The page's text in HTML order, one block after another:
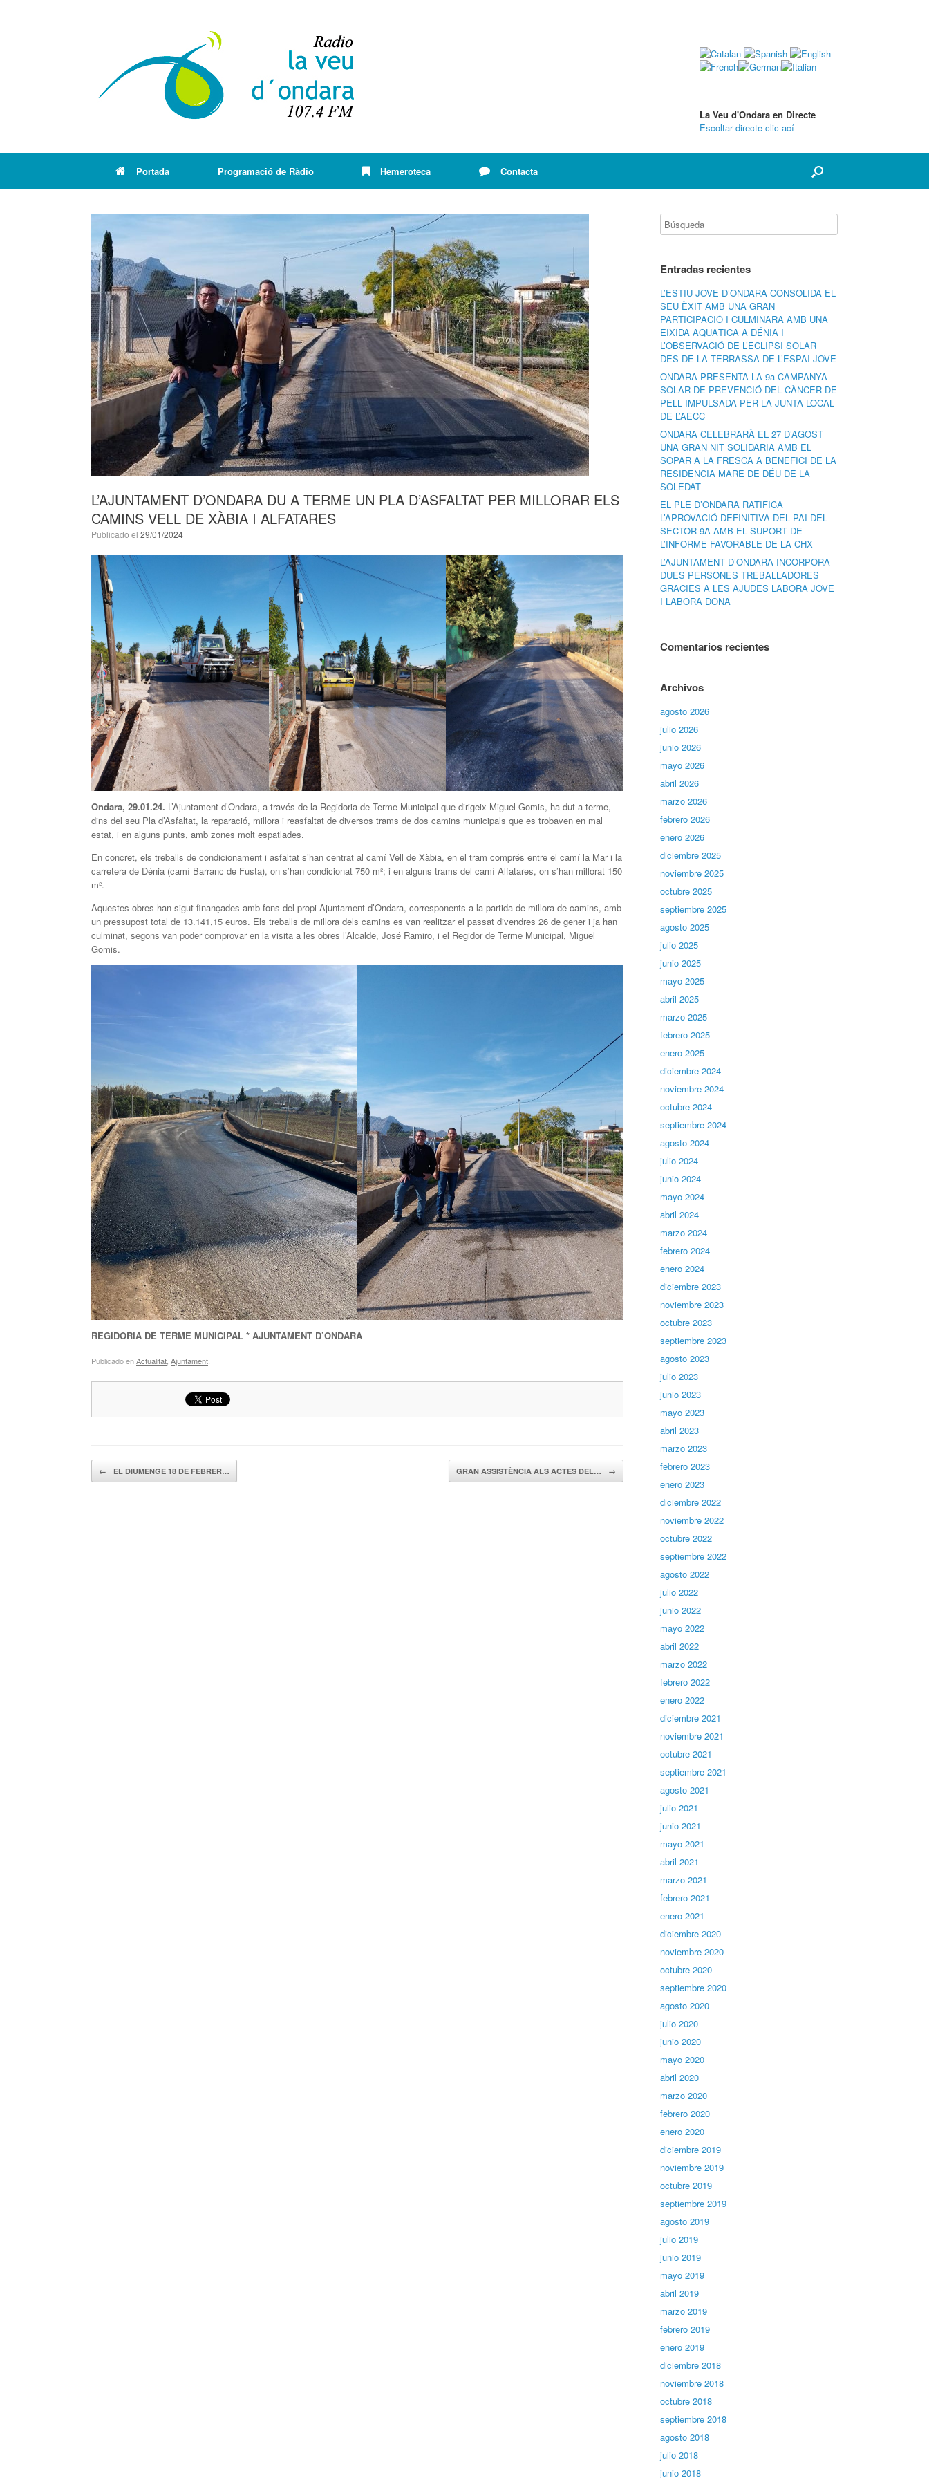
La Veu d'Ondara en Directe
Escoltar directe clic ací
Portada Programació de Ràdio Hemeroteca Contacta
L’AJUNTAMENT D’ONDARA DU A TERME UN PLA D’ASFALTAT PER MILLORAR ELS
CAMINS VELL DE XÀBIA I ALFATARES
Publicado el 29/01/2024
Ondara, 29.01.24. L’Ajuntament d’Ondara, a través de la Regidoria de Terme Municipal que dirigeix Miguel Gomis, ha dut a terme,
dins del seu Pla d’Asfaltat, la reparació, millora i reasfaltat de diversos trams de dos camins municipals que es trobaven en mal
estat, i en alguns punts, amb zones molt espatlades.
En concret, els treballs de condicionament i asfaltat s’han centrat al camí Vell de Xàbia, en el tram comprés entre el camí la Mar i la
carretera de Dénia (camí Barranc de Fusta), on s’han condicionat 750 m²; i en alguns trams del camí Alfatares, on s’han millorat 150
m².
Aquestes obres han sigut finançades amb fons del propi Ajuntament d’Ondara, corresponents a la partida de millora de camins, amb
un pressupost total de 13.141,15 euros. Els treballs de millora dels camins es van realitzar el passat divendres 26 de gener i ja han
culminat, segons van poder comprovar en la visita a les obres l’Alcalde, José Ramiro, i el Regidor de Terme Municipal, Miguel
Gomis.
REGIDORIA DE TERME MUNICIPAL * AJUNTAMENT D’ONDARA
Publicado enActualitat Ajuntament
Navegador de artículos
← EL DIUMENGE 18 DE FEBRER… GRAN ASSISTÈNCIA ALS ACTES DEL… →
Entradas recientes
L’ESTIU JOVE D’ONDARA CONSOLIDA EL
SEU ÈXIT AMB UNA GRAN
PARTICIPACIÓ I CULMINARÀ AMB UNA
EIXIDA AQUÀTICA A DÉNIA I
L’OBSERVACIÓ DE L’ECLIPSI SOLAR
DES DE LA TERRASSA DE L’ESPAI JOVE
ONDARA PRESENTA LA 9a CAMPANYA
SOLAR DE PREVENCIÓ DEL CÀNCER DE
PELL IMPULSADA PER LA JUNTA LOCAL
DE L’AECC
ONDARA CELEBRARÀ EL 27 D’AGOST
UNA GRAN NIT SOLIDÀRIA AMB EL
SOPAR A LA FRESCA A BENEFICI DE LA
RESIDÈNCIA MARE DE DÉU DE LA
SOLEDAT
EL PLE D’ONDARA RATIFICA
L’APROVACIÓ DEFINITIVA DEL PAI DEL
SECTOR 9A AMB EL SUPORT DE
L’INFORME FAVORABLE DE LA CHX
L’AJUNTAMENT D’ONDARA INCORPORA
DUES PERSONES TREBALLADORES
GRÀCIES A LES AJUDES LABORA JOVE
I LABORA DONA
Comentarios recientes
Archivos
agosto 2026
julio 2026
junio 2026
mayo 2026
abril 2026
marzo 2026
febrero 2026
enero 2026
diciembre 2025
noviembre 2025
octubre 2025
septiembre 2025
agosto 2025
julio 2025
junio 2025
mayo 2025
abril 2025
marzo 2025
febrero 2025
enero 2025
diciembre 2024
noviembre 2024
octubre 2024
septiembre 2024
agosto 2024
julio 2024
junio 2024
mayo 2024
abril 2024
marzo 2024
febrero 2024
enero 2024
diciembre 2023
noviembre 2023
octubre 2023
septiembre 2023
agosto 2023
julio 2023
junio 2023
mayo 2023
abril 2023
marzo 2023
febrero 2023
enero 2023
diciembre 2022
noviembre 2022
octubre 2022
septiembre 2022
agosto 2022
julio 2022
junio 2022
mayo 2022
abril 2022
marzo 2022
febrero 2022
enero 2022
diciembre 2021
noviembre 2021
octubre 2021
septiembre 2021
agosto 2021
julio 2021
junio 2021
mayo 2021
abril 2021
marzo 2021
febrero 2021
enero 2021
diciembre 2020
noviembre 2020
octubre 2020
septiembre 2020
agosto 2020
julio 2020
junio 2020
mayo 2020
abril 2020
marzo 2020
febrero 2020
enero 2020
diciembre 2019
noviembre 2019
octubre 2019
septiembre 2019
agosto 2019
julio 2019
junio 2019
mayo 2019
abril 2019
marzo 2019
febrero 2019
enero 2019
diciembre 2018
noviembre 2018
octubre 2018
septiembre 2018
agosto 2018
julio 2018
junio 2018